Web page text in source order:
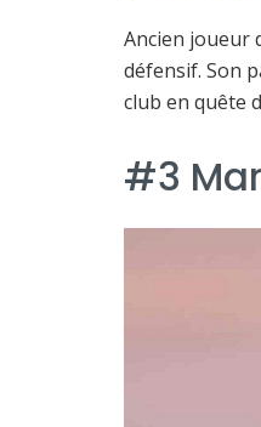
Ancien joueur
défensif. Son
club en quête
#3